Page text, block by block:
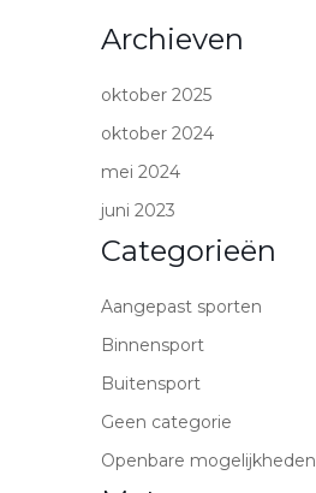
Archieven
oktober 2025
oktober 2024
mei 2024
juni 2023
Categorieën
Aangepast sporten
Binnensport
Buitensport
Geen categorie
Openbare mogelijkheden